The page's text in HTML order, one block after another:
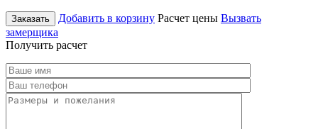
Заказать Добавить в корзину Расчет цены Вызвать
замерщика
Получить расчет